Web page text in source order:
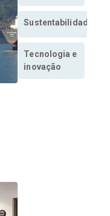
Sustentabilidade
Tecnologia e
inovação